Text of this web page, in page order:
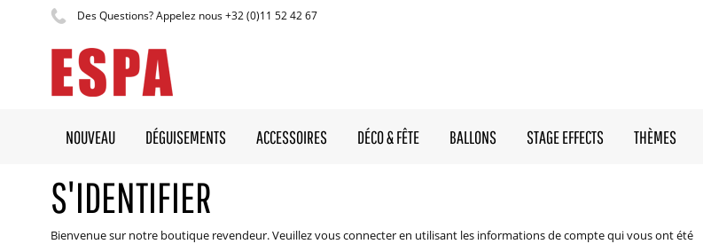
Des Questions? Appelez nous +32 (0)11 52 42 67
NOUVEAU DÉGUISEMENTS ACCESSOIRES DÉCO & FÊTE BALLONS STAGE EFFECTS THÈMES
S'IDENTIFIER
Bienvenue sur notre boutique revendeur. Veuillez vous connecter en utilisant les informations de compte qui vous ont été